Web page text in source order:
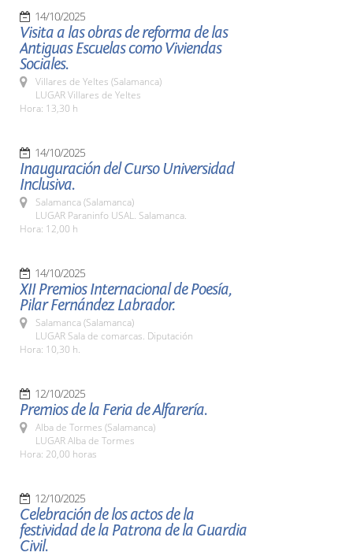
14/10/2025
Visita a las obras de reforma de las
Antiguas Escuelas como Viviendas
Sociales.
Villares de Yeltes (Salamanca)
LUGAR Villares de Yeltes
Hora: 13,30 h
14/10/2025
Inauguración del Curso Universidad
Inclusiva.
Salamanca (Salamanca)
LUGAR Paraninfo USAL. Salamanca.
Hora: 12,00 h
14/10/2025
XII Premios Internacional de Poesía,
Pilar Fernández Labrador.
Salamanca (Salamanca)
LUGAR Sala de comarcas. Diputación
Hora: 10,30 h.
12/10/2025
Premios de la Feria de Alfarería.
Alba de Tormes (Salamanca)
LUGAR Alba de Tormes
Hora: 20,00 horas
12/10/2025
Celebración de los actos de la
festividad de la Patrona de la Guardia
Civil.